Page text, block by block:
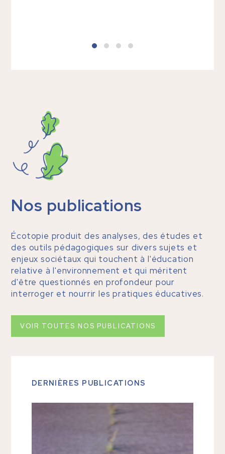
Nos publications
Écotopie produit des analyses, des études et
des outils pédagogiques sur divers sujets et
enjeux sociétaux qui touchent à l'éducation
relative à l'environnement et qui méritent
d'être questionnés en profondeur pour
interroger et nourrir les pratiques éducatives.
VOIR TOUTES NOS PUBLICATIONS
DERNIÈRES PUBLICATIONS